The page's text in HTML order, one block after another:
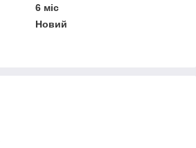
6 міс
Новий